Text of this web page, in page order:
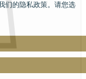
们的隐私政策。请您选